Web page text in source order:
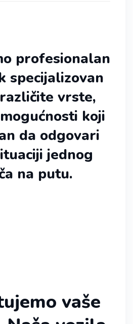
profesionalan
specijalizovan
vrste,
koji
da odgovari
jednog
na putu.
vaše